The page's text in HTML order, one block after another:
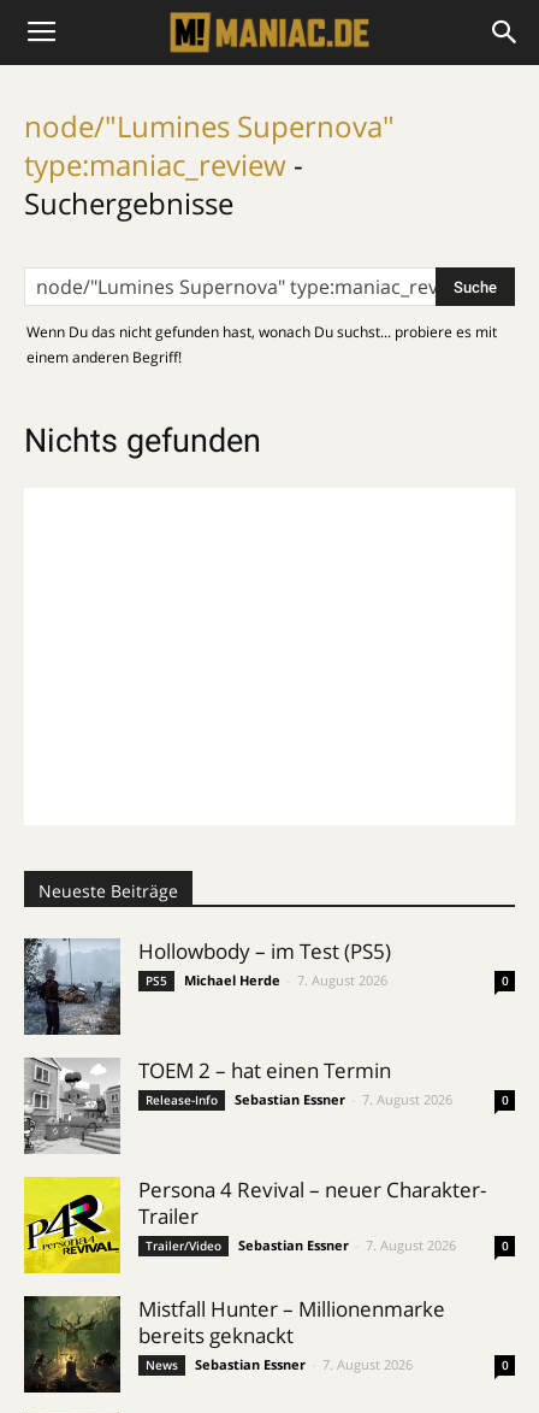
node/"Lumines Supernova"
type:maniac_review -
Suchergebnisse
Wenn Du das nicht gefunden hast, wonach Du suchst... probiere es mit
einem anderen Begriff!
Nichts gefunden
Neueste Beiträge
Hollowbody – im Test (PS5)
PS5 Michael Herde 7. August 2026 0
TOEM 2 – hat einen Termin
Release-Info Sebastian Essner 7. August 2026 0
Persona 4 Revival – neuer Charakter-
Trailer
Trailer/Video Sebastian Essner 7. August 2026 0
Mistfall Hunter – Millionenmarke
bereits geknackt
News Sebastian Essner 7. August 2026 0